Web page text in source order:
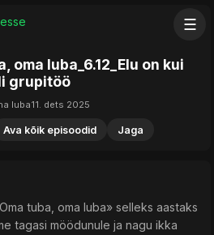
☰
oma luba_6.12_Elu on kui
grupitöö
luba11. dets 2025
Ava kõik episoodid Jaga
tuba, oma luba» selleks aastaks
tagasi möödunule ja nagu ikka